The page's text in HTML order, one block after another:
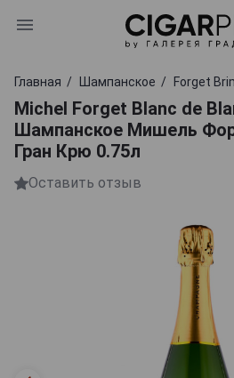
Главная Шампанское Forget
Michel Forget Blanc de
Шампанское Мишель
Гран Крю 0.75л
Оставить отзыв